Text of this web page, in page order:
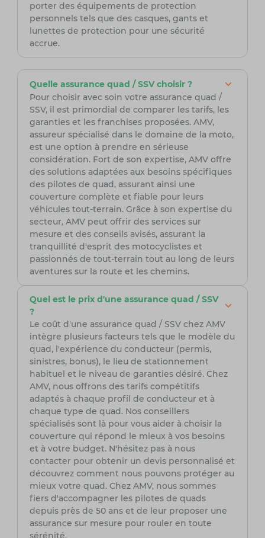
porter des équipements de protection
personnels tels que des casques, gants et
lunettes de protection pour une sécurité
accrue.
Quelle assurance quad / SSV choisir ?
Pour choisir avec soin votre assurance quad /
SSV, il est primordial de comparer les tarifs, les
garanties et les franchises proposées. AMV,
assureur spécialisé dans le domaine de la moto,
est une option à prendre en sérieuse
considération. Fort de son expertise, AMV offre
des solutions adaptées aux besoins spécifiques
des pilotes de quad, assurant ainsi une
couverture complète et fiable pour leurs
véhicules tout-terrain. Grâce à son expertise du
secteur, AMV peut offrir des services sur
mesure et des conseils avisés, assurant la
tranquillité d'esprit des motocyclistes et
passionnés de tout-terrain tout au long de leurs
aventures sur la route et les chemins.
Quel est le prix d'une assurance quad / SSV
?
Le coût d'une assurance quad / SSV chez AMV
intègre plusieurs facteurs tels que le modèle du
quad, l'expérience du conducteur (permis,
sinistres, bonus), le lieu de stationnement
habituel et le niveau de garanties désiré. Chez
AMV, nous offrons des tarifs compétitifs
adaptés à chaque profil de conducteur et à
chaque type de quad. Nos conseillers
spécialisés sont là pour vous aider à choisir la
couverture qui répond le mieux à vos besoins
et à votre budget. N'hésitez pas à nous
contacter pour obtenir un devis personnalisé et
découvrez comment nous pouvons protéger au
mieux votre quad. Chez AMV, nous sommes
fiers d'accompagner les pilotes de quads
depuis près de 50 ans et de leur proposer une
assurance sur mesure pour rouler en toute
sérénité.